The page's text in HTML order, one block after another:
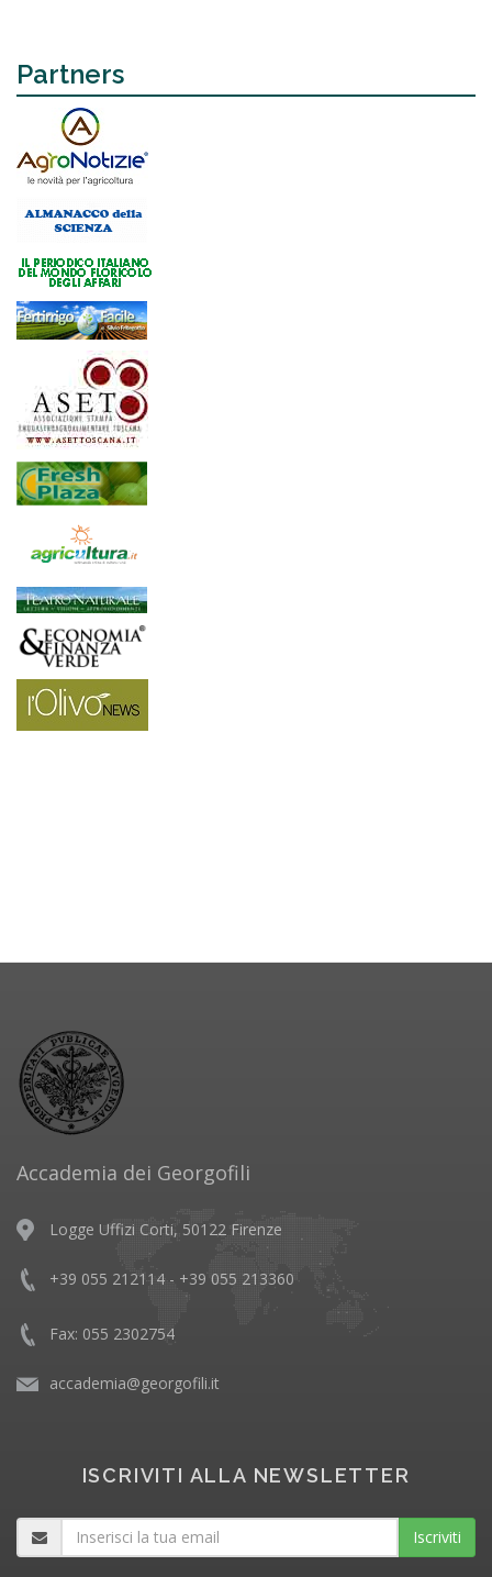
Partners
Accademia dei Georgofili
Logge Uffizi Corti, 50122 Firenze
+39 055 212114 - +39 055 213360
Fax: 055 2302754
accademia@georgofili.it
ISCRIVITI ALLA NEWSLETTER
Iscriviti